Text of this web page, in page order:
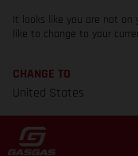
It looks like you are not on
like to change to your
CHANGE TO
United States